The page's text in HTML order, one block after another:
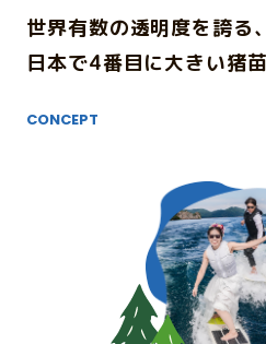
世界有数の透明度を誇る、
日本で4番目に大きい猪
CONCEPT